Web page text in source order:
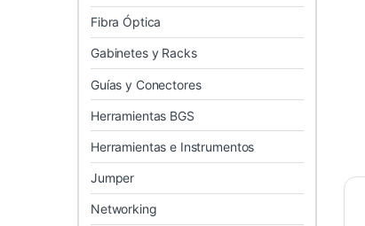
Fibra Óptica
Gabinetes y Racks
Guías y Conectores
Herramientas BGS
Herramientas e Instrumentos
Jumper
Networking